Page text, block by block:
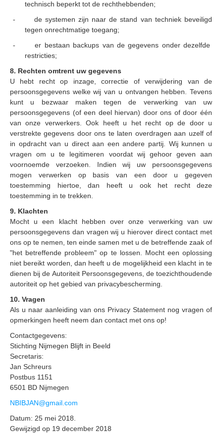
technisch beperkt tot de rechthebbenden;
-
de systemen zijn naar de stand van techniek beveiligd
tegen onrechtmatige toegang;
-
er bestaan ​​backups van de gegevens onder dezelfde
restricties;
8. Rechten omtrent uw gegevens
U hebt recht op inzage, correctie of verwijdering van de
persoonsgegevens welke wij van u ontvangen hebben. Tevens
kunt u bezwaar maken tegen de verwerking van uw
persoonsgegevens (of een deel hiervan) door ons of door één
van onze verwerkers.Ook heeft u het recht op de door u
verstrekte gegevens door ons te laten overdragen aan uzelf of
in opdracht van u direct aan een andere partij. Wij kunnen u
vragen om u te legitimeren voordat wij gehoor geven aan
voornoemde verzoeken. Indien wij uw persoonsgegevens
mogen verwerken op basis van een door u gegeven
toestemming hiertoe, dan heeft u ook het recht deze
toestemming in te trekken.
9. Klachten
Mocht u een klacht hebben over onze verwerking van uw
persoonsgegevens dan vragen wij u hierover direct contact met
ons op te nemen, ten einde samen met u de betreffende zaak of
"het betreffende probleem" op te lossen. Mocht een oplossing
niet bereikt worden, dan heeft u de mogelijkheid een klacht in te
dienen bij de Autoriteit Persoonsgegevens, de toezichthoudende
autoriteit op het gebied van privacybescherming.
10. Vragen
Als u naar aanleiding van ons Privacy Statement nog vragen of
opmerkingen heeft neem dan contact met ons op!
Contactgegevens:
Stichting Nijmegen Blijft in Beeld
Secretaris:
Jan Schreurs
Postbus 1151
6501 BD Nijmegen
NBIBJAN@gmail.com
Datum: 25 mei 2018.
Gewijzigd op 19 december 2018